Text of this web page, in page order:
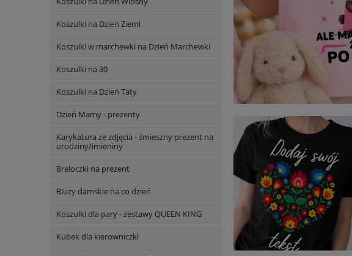
Koszulki na Dzień Ziemi
Koszulki w marchewki na Dzień Marchewki
Koszulki na 30
Koszulki na Dzień Taty
Dzień Mamy - prezenty
Karykatura ze zdjęcia - śmieszny prezent na
urodziny/imieniny
Breloczki na prezent
Bluzy damskie na co dzień
Koszulki dla pary - zestawy QUEEN KING
Kubek dla kierowniczki